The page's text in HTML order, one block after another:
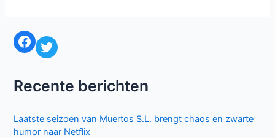
bij
NPO3
Facebook Twitter
Recente berichten
Laatste seizoen van Muertos S.L. brengt chaos en zwarte
humor naar Netflix